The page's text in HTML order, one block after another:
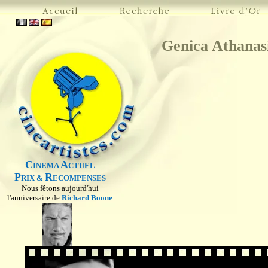
CINEMAACTUEL
PRIX & RECOMPENSES
Nous fêtons aujourd'hui
l'anniversaire de Richard Boone
Genica